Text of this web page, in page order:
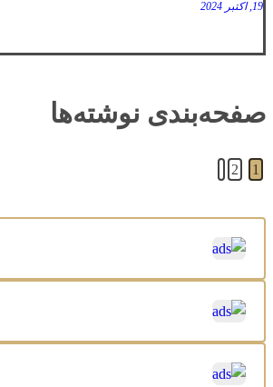
19, اکتبر 2024
صفحه‌بندی نوشته‌ها
1
2